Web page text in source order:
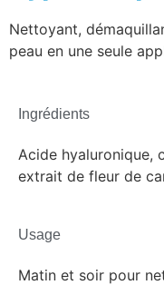
Nettoyant,
peau en une seule
Ingrédients
Acide hyaluronique,
extrait de fleur de
Usage
Matin et soir pour